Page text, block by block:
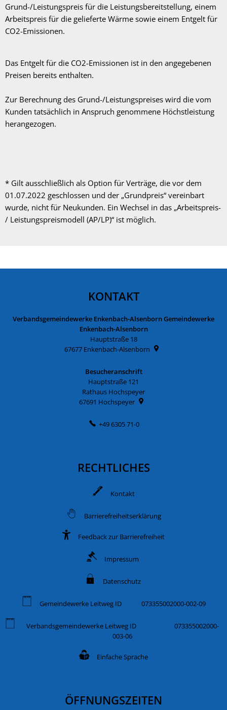
Grund-/Leistungspreis für die Leistungsbereitstellung, einem
Arbeitspreis für die gelieferte Wärme sowie einem Entgelt für
CO2-Emissionen.
Das Entgelt für die CO2-Emissionen ist in den angegebenen
Preisen bereits enthalten.
Zur Berechnung des Grund-/Leistungspreises wird die vom
Kunden tatsächlich in Anspruch genommene Höchstleistung
herangezogen.
* Gilt ausschließlich als Option für Verträge, die vor dem
01.07.2022 geschlossen und der „Grundpreis“ vereinbart
wurde, nicht für Neukunden. Ein Wechsel in das „Arbeitspreis-
/ Leistungspreismodell (AP/LP)“ ist möglich.
KONTAKT
Verbandsgemeindewerke Enkenbach-Alsenborn Gemeindewerke
Enkenbach-Alsenborn
Hauptstraße 18
67677 Enkenbach-Alsenborn
Besucheranschrift
Hauptstraße 121
Rathaus Hochspeyer
67691 Hochspeyer
+49 6305 71-0
RECHTLICHES
Kontakt
Barrierefreiheitserklärung
Feedback zur Barrierefreiheit
Impressum
Datenschutz
Gemeindewerke Leitweg ID 073355002000-002-09
Verbandsgemeindewerke Leitweg ID 073355002000-
003-06
Einfache Sprache
ÖFFNUNGSZEITEN